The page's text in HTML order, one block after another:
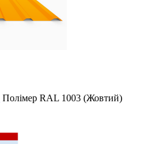
Полімер RAL 1003 (Жовтий)